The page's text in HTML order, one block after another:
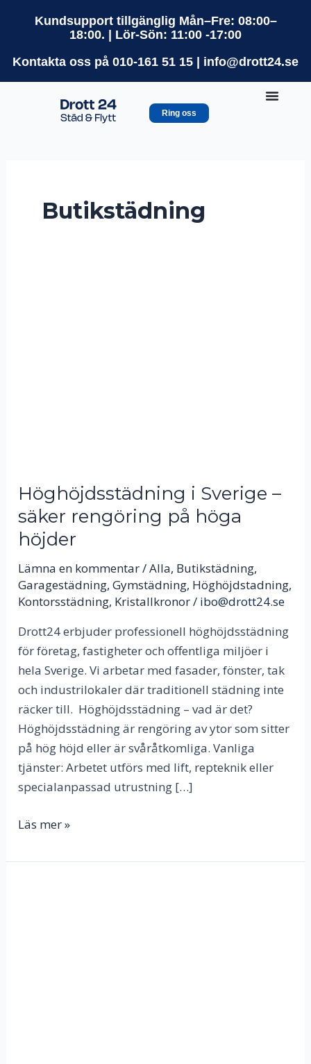
Kundsupport tillgänglig Mån–Fre: 08:00–
18:00. | Lör-Sön: 11:00 -17:00
Kontakta oss på 010-161 51 15 | info@drott24.se
Ring oss
Butikstädning
Höghöjdsstädning i Sverige –
säker rengöring på höga
höjder
Lämna en kommentar/Alla, Butikstädning,
Garagestädning,Gymstädning, Höghöjdstadning,
Kontorsstädning, Kristallkronor/ ibo@drott24.se
Drott24 erbjuder professionell höghöjdsstädning
för företag, fastigheter och offentliga miljöer i
hela Sverige. Vi arbetar med fasader, fönster, tak
och industrilokaler där traditionell städning inte
räcker till. Höghöjdsstädning – vad är det?
Höghöjdsstädning är rengöring av ytor som sitter
på hög höjd eller är svåråtkomliga. Vanliga
tjänster: Arbetet utförs med lift, repteknik eller
specialanpassad utrustning […]
Läs mer »